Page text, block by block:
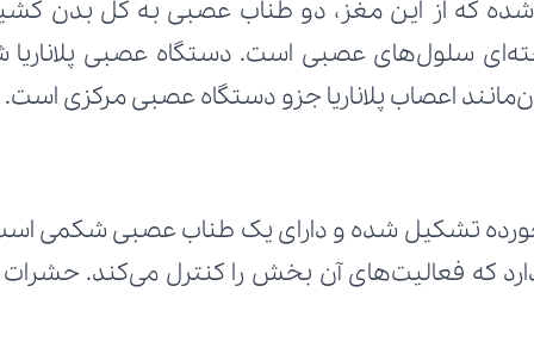
اعصاب پلاناریا جزو دستگاه عصبی مرکزی است.